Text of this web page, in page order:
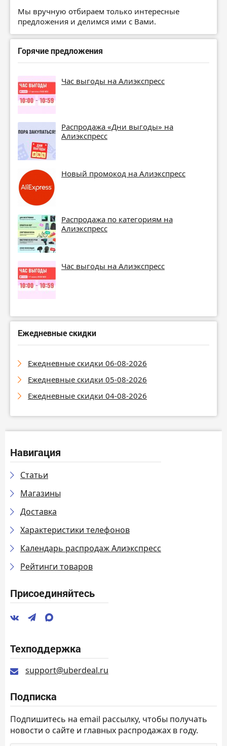
Мы вручную отбираем только интересные
предложения и делимся ими с Вами.
Горячие предложения
Час выгоды на Алиэкспресс
Распродажа «Дни выгоды» на
Алиэкспресс
Новый промокод на Алиэкспресс
Распродажа по категориям на
Алиэкспресс
Час выгоды на Алиэкспресс
Ежедневные скидки
Ежедневные скидки 06-08-2026
Ежедневные скидки 05-08-2026
Ежедневные скидки 04-08-2026
Навигация
Статьи
Магазины
Доставка
Характеристики телефонов
Календарь распродаж Алиэкспресс
Рейтинги товаров
Присоединяйтесь
Техподдержка
support@uberdeal.ru
Подписка
Подпишитесь на email рассылку, чтобы получать
новости о сайте и главных распродажах в году.